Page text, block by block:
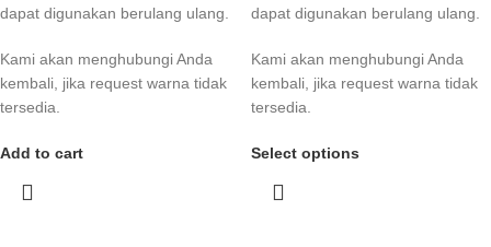
dapat digunakan berulang ulang.
Kami akan menghubungi Anda
kembali, jika request warna tidak
tersedia.
Add to cart
dapat digunakan berulang ulang.
Kami akan menghubungi Anda
kembali, jika request warna tidak
tersedia.
Select options